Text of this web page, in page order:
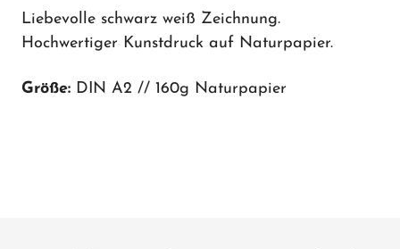
Liebevolle schwarz weiß Zeichnung.
Hochwertiger Kunstdruck auf Naturpapier.
Größe: DIN A2 // 160g Naturpapier